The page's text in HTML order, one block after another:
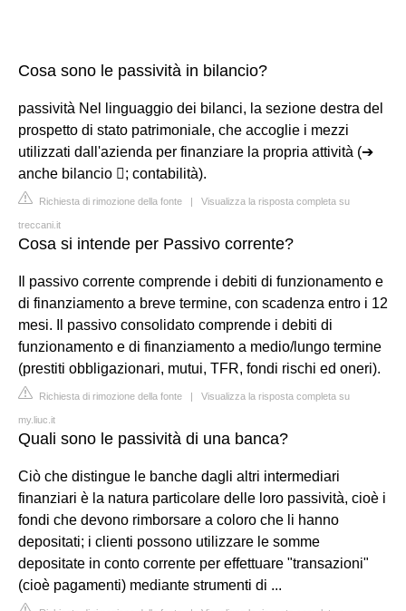
Cosa sono le passività in bilancio?
passività Nel linguaggio dei bilanci, la sezione destra del
prospetto di stato patrimoniale, che accoglie i mezzi
utilizzati dall'azienda per finanziare la propria attività (➔
anche bilancio ; contabilità).
Richiesta di rimozione della fonte | Visualizza la risposta completa su
treccani.it
Cosa si intende per Passivo corrente?
Il passivo corrente comprende i debiti di funzionamento e
di finanziamento a breve termine, con scadenza entro i 12
mesi. Il passivo consolidato comprende i debiti di
funzionamento e di finanziamento a medio/lungo termine
(prestiti obbligazionari, mutui, TFR, fondi rischi ed oneri).
Richiesta di rimozione della fonte | Visualizza la risposta completa su
my.liuc.it
Quali sono le passività di una banca?
Ciò che distingue le banche dagli altri intermediari
finanziari è la natura particolare delle loro passività, cioè i
fondi che devono rimborsare a coloro che li hanno
depositati; i clienti possono utilizzare le somme
depositate in conto corrente per effettuare "transazioni"
(cioè pagamenti) mediante strumenti di ...